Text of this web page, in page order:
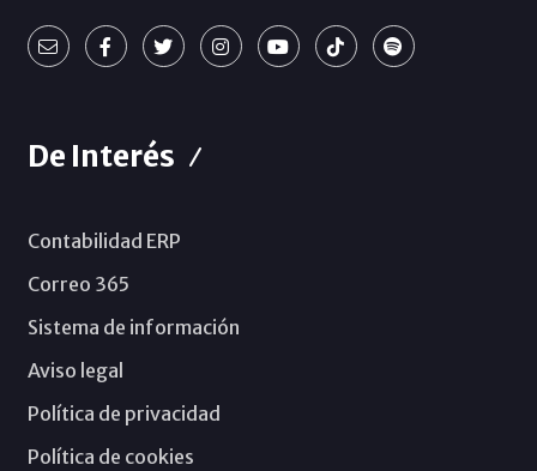
De Interés
Contabilidad ERP
Correo 365
Sistema de información
Aviso legal
Política de privacidad
Política de cookies